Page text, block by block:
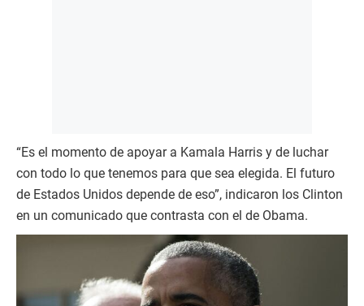
“Es el momento de apoyar a Kamala Harris y de luchar
con todo lo que tenemos para que sea elegida. El futuro
de Estados Unidos depende de eso”, indicaron los Clinton
en un comunicado que contrasta con el de Obama.